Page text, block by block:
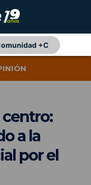
+C
centro:
a la
por el